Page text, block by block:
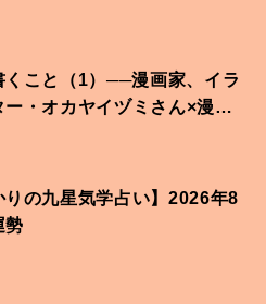
くこと（1）──漫画家、イラ
ー・オカヤイヅミさん×漫画
りの九星気学占い】2026年8
勢